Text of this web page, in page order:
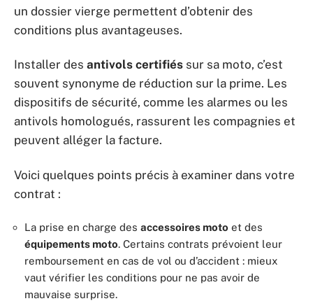
un dossier vierge permettent d’obtenir des
conditions plus avantageuses.
Installer des antivols certifiés sur sa moto, c’est
souvent synonyme de réduction sur la prime. Les
dispositifs de sécurité, comme les alarmes ou les
antivols homologués, rassurent les compagnies et
peuvent alléger la facture.
Voici quelques points précis à examiner dans votre
contrat :
La prise en charge des accessoires moto et des
équipements moto. Certains contrats prévoient leur
remboursement en cas de vol ou d’accident : mieux
vaut vérifier les conditions pour ne pas avoir de
mauvaise surprise.